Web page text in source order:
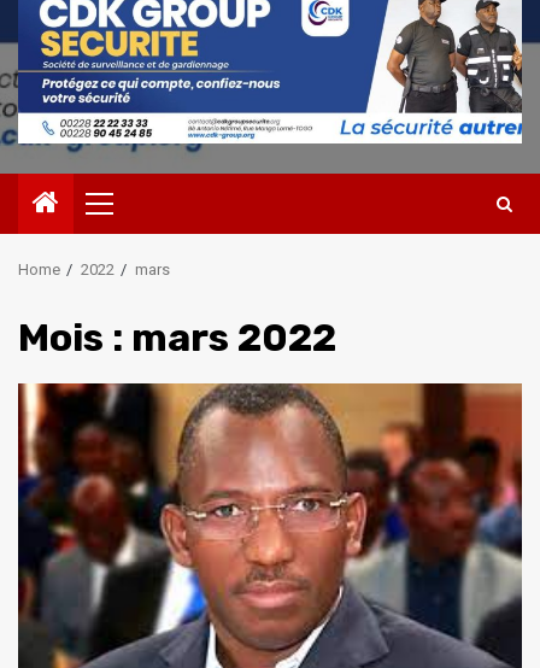
Primary
Menu
Home 2022 mars
Mois : mars 2022